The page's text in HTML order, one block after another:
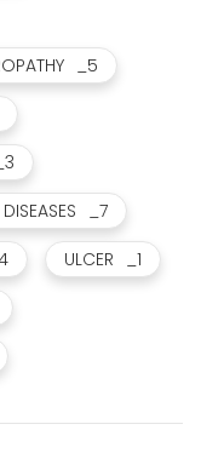
_5
_3
_7
ULCER
_1